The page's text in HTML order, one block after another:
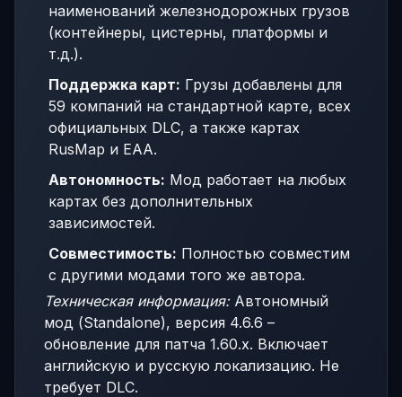
наименований железнодорожных грузов
(контейнеры, цистерны, платформы и
т.д.).
Поддержка карт: Грузы добавлены для
59 компаний на стандартной карте, всех
официальных DLC, а также картах
RusMap и EAA.
Автономность: Мод работает на любых
картах без дополнительных
зависимостей.
Совместимость: Полностью совместим
с другими модами того же автора.
Техническая информация:Автономный
мод (Standalone), версия 4.6.6 –
обновление для патча 1.60.x. Включает
английскую и русскую локализацию. Не
требует DLC.